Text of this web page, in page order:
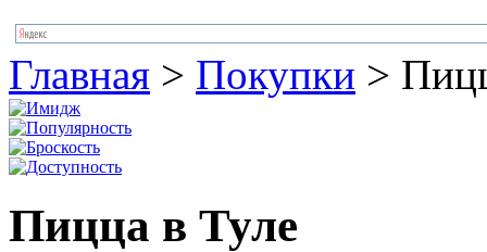
Главная > Покупки >
Пицца в Туле